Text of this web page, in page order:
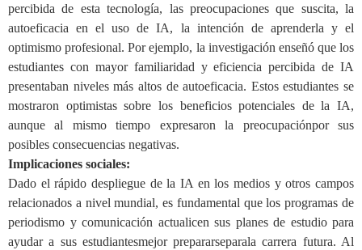
percibida de esta tecnología, las preocupaciones que suscita, la
autoeficacia en el uso de IA, la intención de aprenderla y el
optimismo profesional. Por ejemplo, la investigación enseñó que los
estudiantes con mayor familiaridad y eficiencia percibidade IA
presentaban niveles más altos de autoeficacia. Estos estudiantes se
mostraron optimistas sobre los beneficios potenciales de la IA,
aunqueal mismo tiempo expresaronla preocupaciónporsus
posibles consecuencias negativas.
Implicaciones sociales:
Dado el rápido despliegue de la IA en los medios y otros campos
relacionados a nivel mundial, es fundamental que los programas de
periodismo y comunicación actualicen sus planes de estudio para
ayudara sus estudiantesmejorprepararseparalacarrera futura. Al